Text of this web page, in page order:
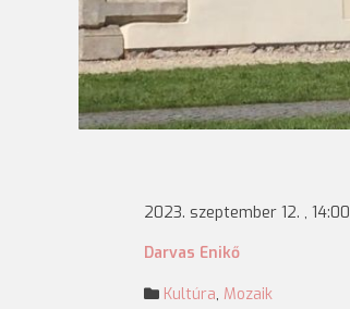
2023. szeptember 12. , 14:00
Darvas Enikő
Kultúra, Mozaik